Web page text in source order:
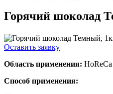
Горячий шоколад
Оставить заявку
Область применения: HoReCa
Способ применения: